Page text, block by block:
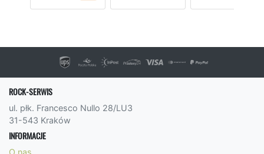
ROCK-SERWIS
ul. płk. Francesco Nullo 28/LU3
31-543 Kraków
INFORMACJE
O nas